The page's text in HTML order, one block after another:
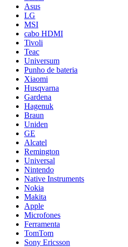
Asus
LG
MSI
cabo HDMI
Tivoli
Teac
Universum
Punho de bateria
Xiaomi
Husqvarna
Gardena
Hagenuk
Braun
Uniden
GE
Alcatel
Remington
Universal
Nintendo
Native Instruments
Nokia
Makita
Apple
Microfones
Ferramenta
TomTom
Sony Ericsson